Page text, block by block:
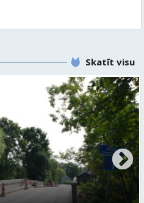
Skatīt visu